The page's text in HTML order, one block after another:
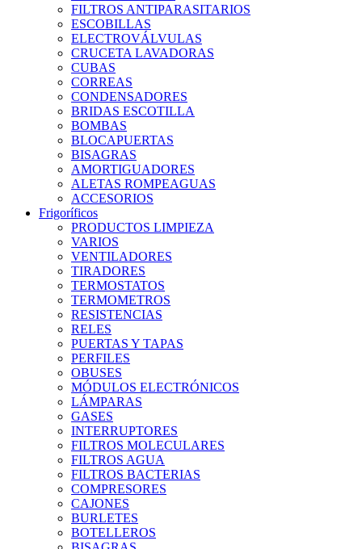
FILTROS ANTIPARASITARIOS
ESCOBILLAS
ELECTROVÁLVULAS
CRUCETA LAVADORAS
CUBAS
CORREAS
CONDENSADORES
BRIDAS ESCOTILLA
BOMBAS
BLOCAPUERTAS
BISAGRAS
AMORTIGUADORES
ALETAS ROMPEAGUAS
ACCESORIOS
Frigoríficos
PRODUCTOS LIMPIEZA
VARIOS
VENTILADORES
TIRADORES
TERMOSTATOS
TERMOMETROS
RESISTENCIAS
RELES
PUERTAS Y TAPAS
PERFILES
OBUSES
MÓDULOS ELECTRÓNICOS
LÁMPARAS
GASES
INTERRUPTORES
FILTROS MOLECULARES
FILTROS AGUA
FILTROS BACTERIAS
COMPRESORES
CAJONES
BURLETES
BOTELLEROS